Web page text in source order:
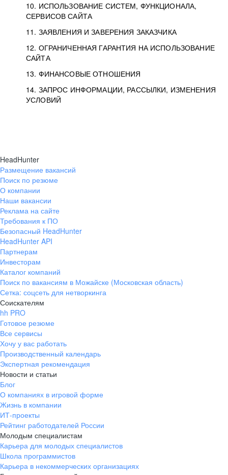
10. ИСПОЛЬЗОВАНИЕ СИСТЕМ, ФУНКЦИОНАЛА,
СЕРВИСОВ САЙТА
11. ЗАЯВЛЕНИЯ И ЗАВЕРЕНИЯ ЗАКАЗЧИКА
12. ОГРАНИЧЕННАЯ ГАРАНТИЯ НА ИСПОЛЬЗОВАНИЕ
САЙТА
13. ФИНАНСОВЫЕ ОТНОШЕНИЯ
14. ЗАПРОС ИНФОРМАЦИИ, РАССЫЛКИ, ИЗМЕНЕНИЯ
УСЛОВИЙ
HeadHunter
Размещение вакансий
Поиск по резюме
О компании
Наши вакансии
Реклама на сайте
Требования к ПО
Безопасный HeadHunter
HeadHunter API
Партнерам
Инвесторам
Каталог компаний
Поиск по вакансиям в Можайске (Московская область)
Сетка: соцсеть для нетворкинга
Соискателям
hh PRO
Готовое резюме
Все сервисы
Хочу у вас работать
Производственный календарь
Экспертная рекомендация
Новости и статьи
Блог
О компаниях в игровой форме
Жизнь в компании
ИТ-проекты
Рейтинг работодателей России
Молодым специалистам
Карьера для молодых специалистов
Школа программистов
Карьера в некоммерческих организациях